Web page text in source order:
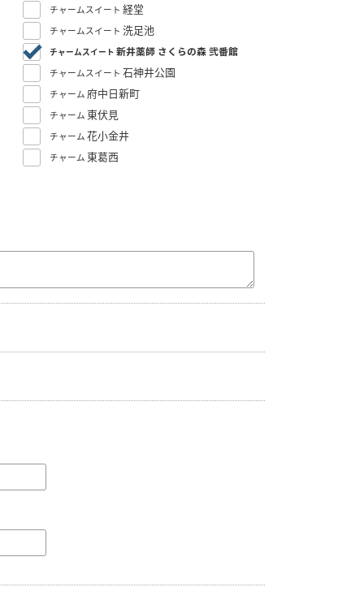
チャームスイート経堂
チャームスイート洗足池
チャームスイート新井薬師 さくらの森 弐番館
チャームスイート石神井公園
チャーム 府中日新町
チャーム 東伏見
チャーム花小金井
チャーム 東葛西